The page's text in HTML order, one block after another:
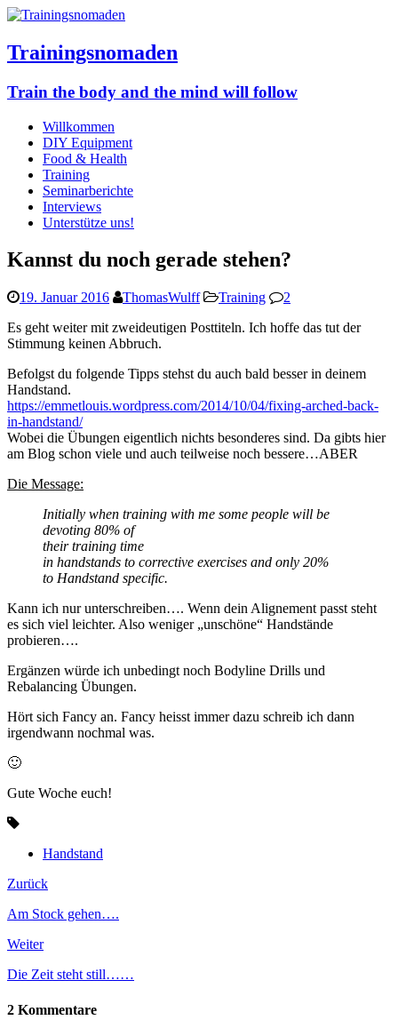
Trainingsnomaden
Train the body and the mind will follow
Willkommen
DIY Equipment
Food & Health
Training
Seminarberichte
Interviews
Unterstütze uns!
Kannst du noch gerade stehen?
19. Januar 2016 ThomasWulff Training
2
Es geht weiter mit zweideutigen Posttiteln. Ich hoffe das tut der
Stimmung keinen Abbruch.
Befolgst du folgende Tipps stehst du auch bald besser in deinem
Handstand.
https://emmetlouis.wordpress.com/2014/10/04/fixing-arched-back-
in-handstand/
Wobei die Übungen eigentlich nichts besonderes sind. Da gibts hier
am Blog schon viele und auch teilweise noch bessere…ABER
Die Message:
Initially when training with me some people will be
devoting 80% of
their training time
in handstands to corrective exercises and only 20%
to Handstand specific.
Kann ich nur unterschreiben…. Wenn dein Alignement passt steht
es sich viel leichter. Also weniger „unschöne“ Handstände
probieren….
Ergänzen würde ich unbedingt noch Bodyline Drills und
Rebalancing Übungen.
Hört sich Fancy an. Fancy heisst immer dazu schreib ich dann
irgendwann nochmal was.
🙂
Gute Woche euch!
Handstand
Zurück
Am Stock gehen….
Weiter
Die Zeit steht still……
2 Kommentare